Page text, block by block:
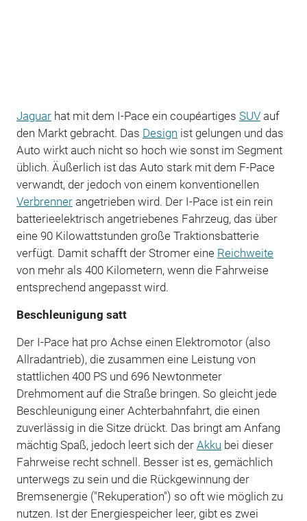
Jaguarhat mit dem I-Pace ein coupéartiges SUVauf
den Markt gebracht. Das Design ist gelungen und das
Auto wirkt auch nicht so hoch wie sonst im Segment
üblich. Äußerlich ist das Auto stark mit dem F-Pace
verwandt, der jedoch von einem konventionellen
Verbrennerangetrieben wird. Der I-Pace ist ein rein
batterieelektrisch angetriebenes Fahrzeug, das über
eine 90 Kilowattstunden große Traktionsbatterie
verfügt. Damit schafft der Stromer eine Reichweite
von mehr als 400 Kilometern, wenn die Fahrweise
entsprechend angepasst wird.
Beschleunigung satt
Der I-Pace hat pro Achse einen Elektromotor (also
Allradantrieb), die zusammen eine Leistung von
stattlichen 400 PS und 696 Newtonmeter
Drehmoment auf die Straße bringen. So gleicht jede
Beschleunigung einer Achterbahnfahrt, die einen
zuverlässig in die Sitze drückt. Das bringt am Anfang
mächtig Spaß, jedoch leert sich der Akku bei dieser
Fahrweise recht schnell. Besser ist es, gemächlich
unterwegs zu sein und die Rückgewinnung der
Bremsenergie ("Rekuperation") so oft wie möglich zu
nutzen. Ist der Energiespeicher leer, gibt es zwei